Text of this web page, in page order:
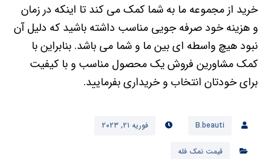
خرید از مجموعه ما به شما کمک می کند تا اینکه در زمان
و هزینه خود صرفه جویی مناسب داشته باشید که دلیل آن
نبود هیچ واسطه ای بین ما و شما می باشد. بنابراین با
کمک مشاورین فروش یک محصول مناسب و با کیفیت
برای خودتان انتخاب و خریداری بفرمایید.
B.beauti فوریه ۲۱, ۲۰۲۳
قیمت نمک فله